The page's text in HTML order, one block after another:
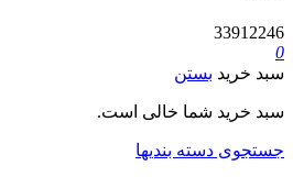
33912246
0
سبد خرید بستن
سبد خرید شما خالی است.
جستجوی دسته بندیها